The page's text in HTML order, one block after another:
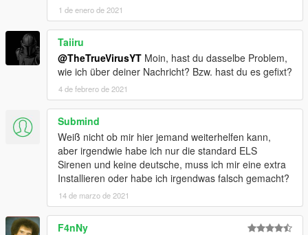
1 de enero de 2021
Taiiru
@TheTrueVirusYT Moin, hast du dasselbe Problem,
wie ich über deiner Nachricht? Bzw. hast du es gefixt?
4 de febrero de 2021
Submind
Weiß nicht ob mir hier jemand weiterhelfen kann,
aber irgendwie habe ich nur die standard ELS
Sirenen und keine deutsche, muss ich mir eine extra
Installieren oder habe ich irgendwas falsch gemacht?
14 de marzo de 2021
F4nNy